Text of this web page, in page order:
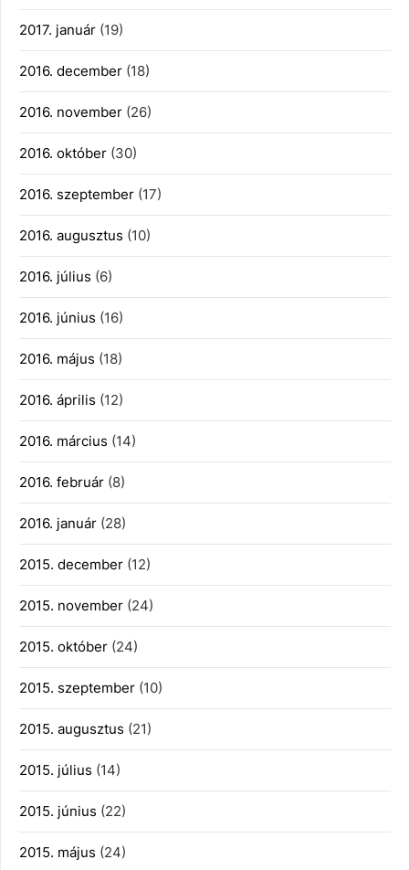
2017. január (19)
2016. december (18)
2016. november (26)
2016. október (30)
2016. szeptember (17)
2016. augusztus (10)
2016. július (6)
2016. június (16)
2016. május (18)
2016. április (12)
2016. március (14)
2016. február (8)
2016. január (28)
2015. december (12)
2015. november (24)
2015. október (24)
2015. szeptember (10)
2015. augusztus (21)
2015. július (14)
2015. június (22)
2015. május (24)